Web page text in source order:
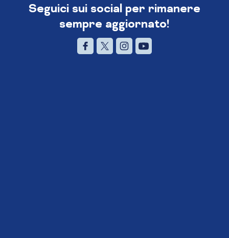
Seguici sui social per rimanere
sempre aggiornato!